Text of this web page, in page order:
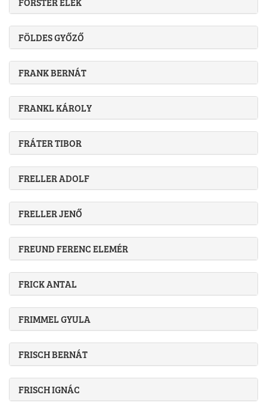
FÖLDES GYŐZŐ
FRANK BERNÁT
FRANKL KÁROLY
FRÁTER TIBOR
FRELLER ADOLF
FRELLER JENŐ
FREUND FERENC ELEMÉR
FRICK ANTAL
FRIMMEL GYULA
FRISCH BERNÁT
FRISCH IGNÁC